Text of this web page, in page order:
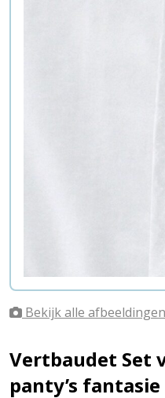
Bekijk alle afbeeldingen
Vertbaudet Set
panty’s